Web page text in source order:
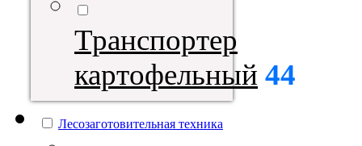
Транспортер
картофельный 44
Лесозаготовительная техника